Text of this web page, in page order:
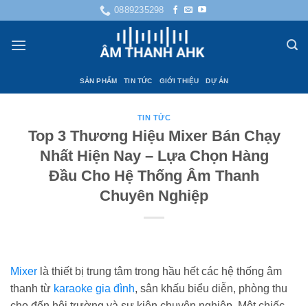
nội
0889235298
SẢN PHẨM TIN TỨC GIỚI THIỆU DỰ ÁN
TIN TỨC
Top 3 Thương Hiệu Mixer Bán Chạy
Nhất Hiện Nay – Lựa Chọn Hàng
Đầu Cho Hệ Thống Âm Thanh
Chuyên Nghiệp
Mixer là thiết bị trung tâm trong hầu hết các hệ thống âm
thanh từ karaoke gia đình, sân khấu biểu diễn, phòng thu